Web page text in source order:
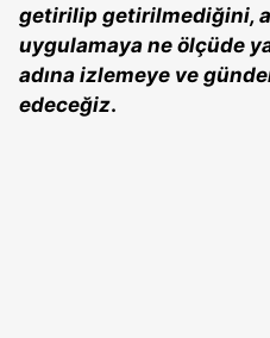
getirilip getirilmediğini,
uygulamaya ne ölçüde
adına izlemeye ve
edeceğiz.